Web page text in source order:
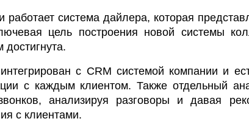
система дайлера, которая
цель построения новой системы
с CRM системой компании и
с каждым клиентом. Также отдельный
анализируя разговоры и давая
с клиентами.